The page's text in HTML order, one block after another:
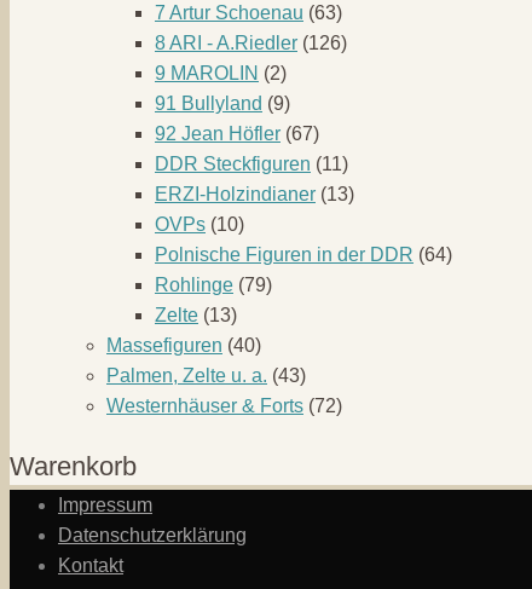
7 Artur Schoenau (63)
8 ARI - A.Riedler (126)
9 MAROLIN (2)
91 Bullyland (9)
92 Jean Höfler (67)
DDR Steckfiguren (11)
ERZI-Holzindianer (13)
OVPs (10)
Polnische Figuren in der DDR (64)
Rohlinge (79)
Zelte (13)
Massefiguren (40)
Palmen, Zelte u. a. (43)
Westernhäuser & Forts (72)
Warenkorb
Impressum
Datenschutzerklärung
Kontakt